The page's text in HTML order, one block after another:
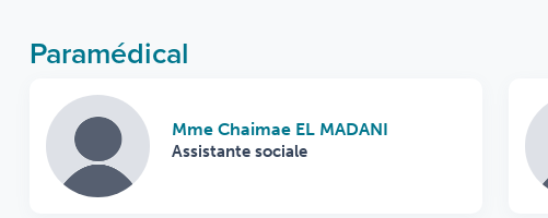
Paramédical
Mme Chaimae EL MADANI
Assistante sociale